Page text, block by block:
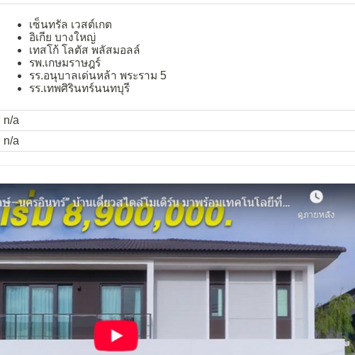
เซ็นทรัล เวสต์เกต
อิเกีย บางใหญ่
เทสโก้ โลตัส พลัสมอลล์
รพ.เกษมราษฎร์
รร.อนุบาลเด่นหล้า พระราม 5
รร.เทพศิรินทร์นนทบุรี
n/a
n/a